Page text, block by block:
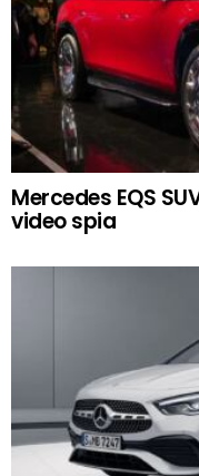
Mercedes EQS
video spia